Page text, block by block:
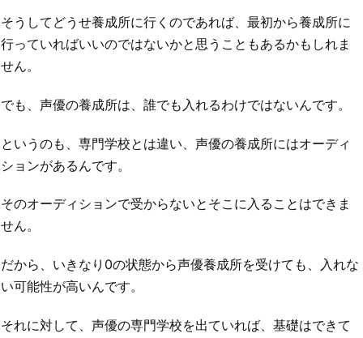
そうしてどうせ養成所に行くのであれば、最初から養成所に
行っていればいいのではないかと思うこともあるかもしれま
せん。
でも、声優の養成所は、誰でも入れるわけではないんです。
というのも、専門学校とは違い、声優の養成所にはオーディ
ションがあるんです。
そのオーディションで受からないとそこに入ることはできま
せん。
だから、いきなり0の状態から声優養成所を受けても、入れな
い可能性が高いんです。
それに対して、声優の専門学校を出ていれば、基礎はできて